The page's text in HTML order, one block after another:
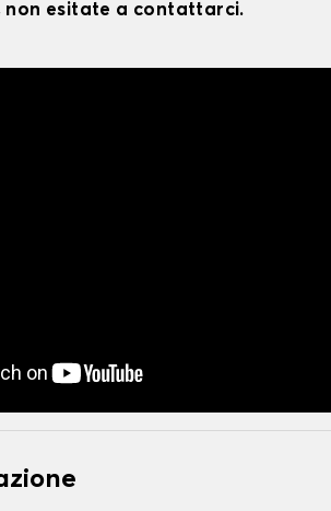
non esitate a contattarci.